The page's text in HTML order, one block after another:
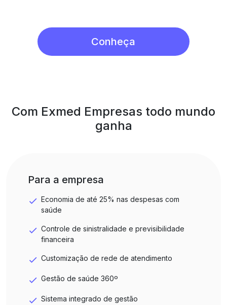
Conheça
Com Exmed Empresas todo mundo
ganha
Para a empresa
Economia de até 25% nas despesas com
saúde
Controle de sinistralidade e previsibilidade
financeira
Customização de rede de atendimento
Gestão de saúde 360º
Sistema integrado de gestão